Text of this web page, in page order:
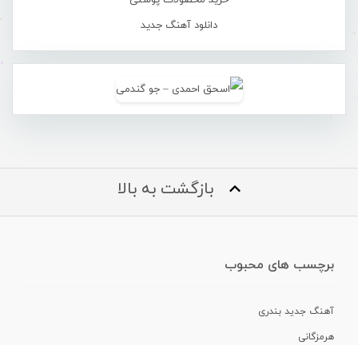
دانلود آهنگ جدید
بازگشت به بالا
برچسب های محبوب
آهنگ جدید بندری
هرمزگانی